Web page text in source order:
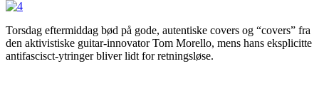
Torsdag eftermiddag bød på gode, autentiske covers og “covers” fra
den aktivistiske guitar-innovator Tom Morello, mens hans eksplicitte
antifascisct-ytringer bliver lidt for retningsløse.